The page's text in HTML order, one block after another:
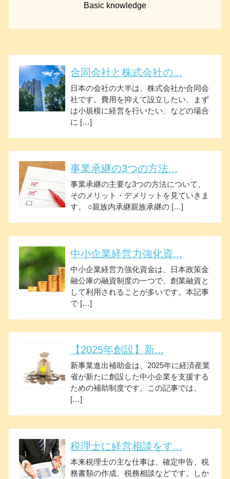
Basic knowledge
合同会社と株式会社の...
日本の会社の大半は、株式会社か合同会
社です。費用を抑えて設立したい、まず
は小規模に経営を行いたい、などの場合
に […]
事業承継の3つの方法...
事業承継の主要な3つの方法について、
そのメリット・デメリットを見ていきま
す。 ○親族内承継親族承継の […]
中小企業経営力強化資...
中小企業経営力強化資金は、日本政策金
融公庫の融資制度の一つで、創業融資と
して利用されることが多いです。本記事
で […]
【2025年創設】新...
新事業進出補助金は、2025年に経済産業
省が新たに創設した中小企業を支援する
ための補助制度です。この記事では、
[…]
税理士に経営相談をす...
本来税理士の主な仕事は、確定申告、税
務書類の作成、税務相談などです。しか